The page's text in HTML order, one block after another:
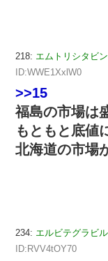
218: エムトリシタビ
ID:WWE1XxlW0
>>15
福島の市場は
もともと底値
北海道の市場
234: エルビテグラビ
ID:RVV4tOY70